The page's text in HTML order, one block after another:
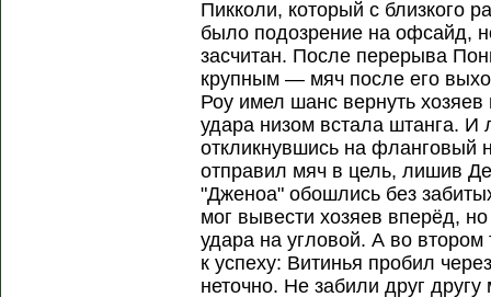
Пикколи, который с близкого
было подозрение на офсайд,
засчитан. После перерыва
крупным — мяч после его
Роу имел шанс вернуть хозяев
удара низом встала штанга.
откликнувшись на фланговый
отправил мяч в цель, лишив
"Дженоа" обошлись без
мог вывести хозяев вперёд,
удара на угловой. А во
к успеху: Витинья пробил
неточно. Не забили друг